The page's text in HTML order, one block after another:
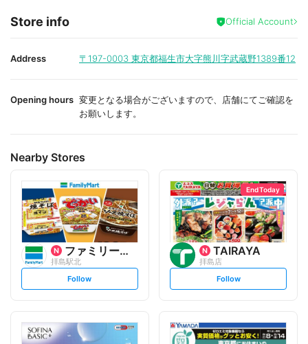
i
t
a
i
t
Store info Official Account
Address 〒197-0003 東京都福生市大字熊川字武蔵野1389番12
Opening hours 変更となる場合がございますので、店舗にてご確認を
お願いします。
Nearby Stores
ファミリーマート
拝島駅北
s
l
o
w
Follow
End Today
TAIRAYA
拝島店
s
l
o
w
Follow